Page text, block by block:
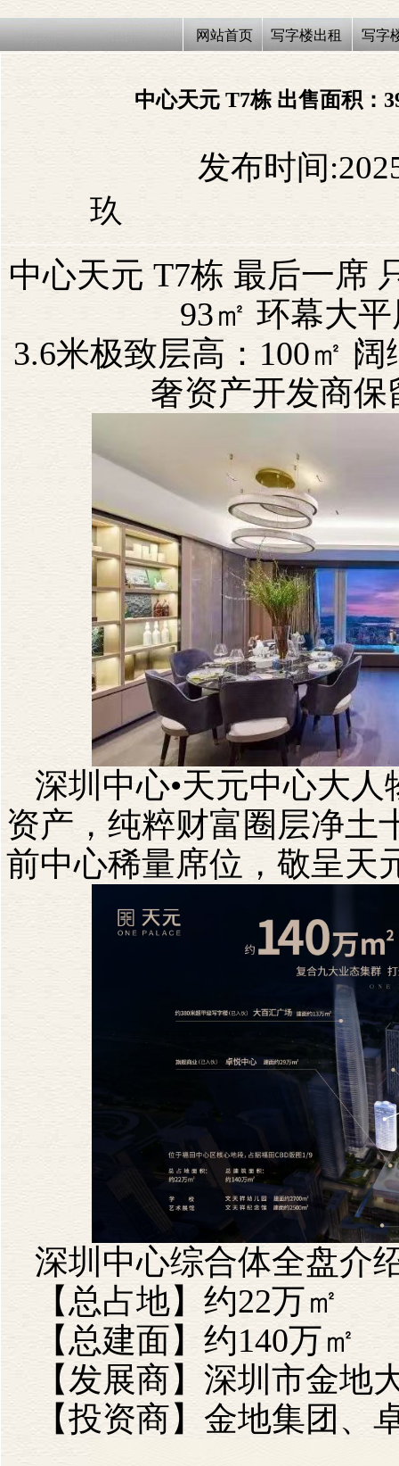
网站首页 写字楼出租 写字
中心天元 T7栋 出售面积：
发布时间
玖
中心天元 T7栋 最后一席
93㎡ 环幕大
3.6米极致层高： 100㎡ 阔
奢资产开发商保
深圳中心•天元中心大人
资产，纯粹财富圈层净土
前中心稀量席位，敬呈天
深圳中心综合体全盘介
【总占地】约22万㎡
【总建面】约140万㎡
【发展商】深圳市金地
【投资商】金地集团、